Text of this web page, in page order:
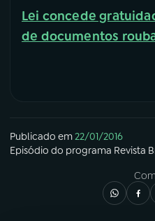
Lei concede
de documentos
Publicado em22/01/2016
Episódio do programa Revista